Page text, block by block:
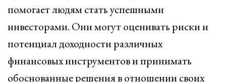
помогает людям стать успешными
инвесторами. Они могут оценивать риски и
потенциал доходности различных
финансовых инструментов и принимать
обоснованные решения в отношении своих